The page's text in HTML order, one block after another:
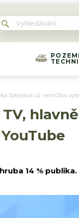
Solovjova už nemůžou
14 % publika.